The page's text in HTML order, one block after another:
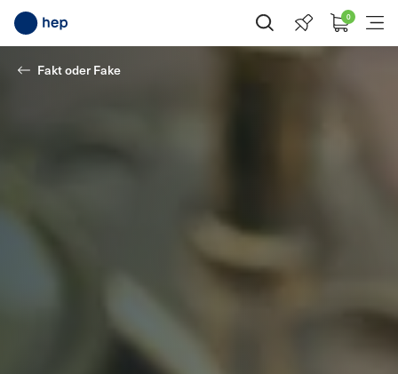
Suche öffnen 0
Fakt oder Fake